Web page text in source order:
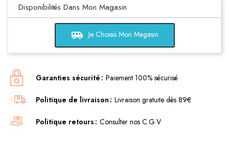
Disponibilités Dans Mon Magasin
airport_shuttle Je Choisis Mon Magasin
Garanties sécurité Paiement 100% sécurisé
Politique de livraison Livraison gratuite dès 89€
Politique retours Consulter nos C.G.V